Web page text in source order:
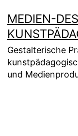
Inhalt
springen
MEDIEN-
Gestalterische
und